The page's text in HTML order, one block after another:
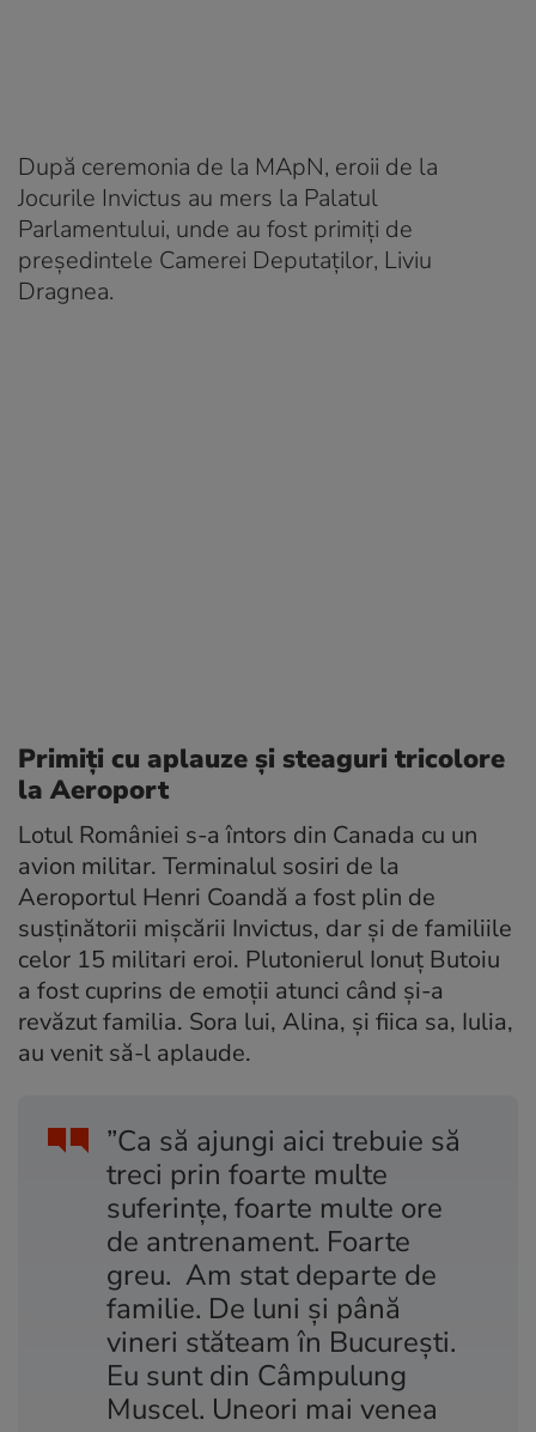
După ceremonia de la MApN, eroii de la
Jocurile Invictus au mers la Palatul
Parlamentului, unde au fost primiți de
președintele Camerei Deputaților, Liviu
Dragnea.
Primiți cu aplauze și steaguri tricolore
la Aeroport
Lotul României s-a întors din Canada cu un
avion militar. Terminalul sosiri de la
Aeroportul Henri Coandă a fost plin de
susținătorii mișcării Invictus, dar și de familiile
celor 15 militari eroi. Plutonierul Ionuț Butoiu
a fost cuprins de emoții atunci când și-a
revăzut familia. Sora lui, Alina, și fiica sa, Iulia,
au venit să-l aplaude.
”Ca să ajungi aici trebuie să
treci prin foarte multe
suferințe, foarte multe ore
de antrenament. Foarte
greu. Am stat departe de
familie. De luni și până
vineri stăteam în București.
Eu sunt din Câmpulung
Muscel. Uneori mai venea